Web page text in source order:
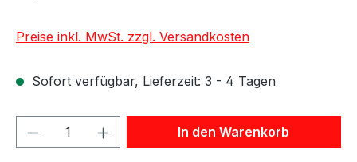
Preise inkl. MwSt. zzgl. Versandkosten
Sofort verfügbar, Lieferzeit: 3 - 4 Tagen
Produkt Anzahl: Gib denIn den Warenkorb